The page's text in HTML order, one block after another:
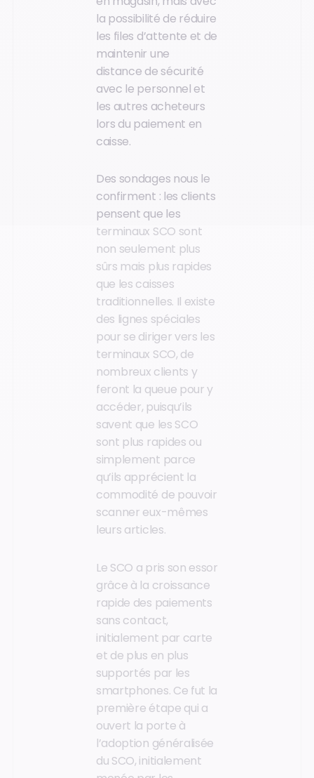
la possibilité de réduire
les files d’attente et de
maintenir une
distance de sécurité
avec le personnel et
les autres acheteurs
lors du paiement en
caisse.
Des sondages nous le
confirment : les clients
pensent que les
terminaux SCO sont
non seulement plus
sûrs mais plus rapides
que les caisses
traditionnelles. Il existe
des lignes spéciales
pour se diriger vers les
terminaux SCO, de
nombreux clients y
feront la queue pour y
accéder, puisqu’ils
savent que les SCO
sont plus rapides ou
simplement parce
qu’ils apprécient la
commodité de pouvoir
scanner eux-mêmes
leurs articles.
Le SCO a pris son essor
grâce à la croissance
rapide des paiements
sans contact,
initialement par carte
et de plus en plus
supportés par les
smartphones. Ce fut la
première étape qui a
ouvert la porte à
l’adoption généralisée
du SCO, initialement